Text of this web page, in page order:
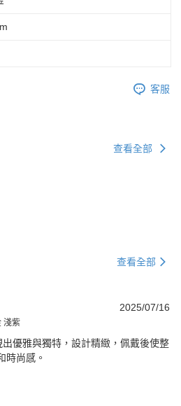
客服
查看全部
查看全部
2025/07/16
淺紫
優雅與獨特，設計精緻，佩戴後使整
時尚感。